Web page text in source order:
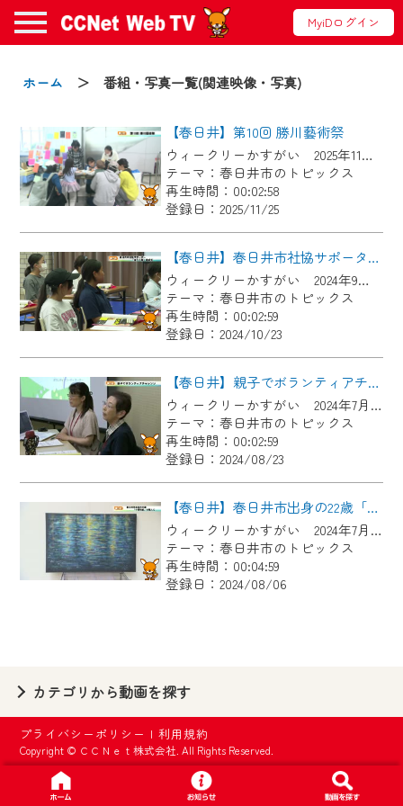
MyiDログイン
ホーム ＞ 番組・写真一覧(関連映像・写真)
【春日井】第10回 勝川藝術祭
ウィークリーかすがい 2025年11月15日～11月21日放送
テーマ：春日井市のトピックス
再生時間：00:02:58
登録日：2025/11/25
【春日井】春日井市社協サポーター「ぼらら隊」結成式
ウィークリーかすがい 2024年9月28日～10月4日放送
テーマ：春日井市のトピックス
再生時間：00:02:59
登録日：2024/10/23
【春日井】親子でボランティアチャレンジ
ウィークリーかすがい 2024年7月27日～8月2日放送
テーマ：春日井市のトピックス
再生時間：00:02:59
登録日：2024/08/23
【春日井】春日井市出身の22歳「小原和紙」の職人に
ウィークリーかすがい 2024年7月6日～7月12日放送
テーマ：春日井市のトピックス
再生時間：00:04:59
登録日：2024/08/06
カテゴリから動画を探す
プライバシーポリシー |利用規約
Copyright © ＣＣＮｅｔ株式会社. All Rights Reserved.
お知らせ
2024/09/02
動画配信サービス『CCNet Web TV』は2024
年9月24日からリニューアルします！
【変更点】
◆デザイン変更により、お住まいの地域
の動画コンテンツが一目瞭然。
◆当社アプリやＰＣブラウザから、いつ
でも・どこでも・外出先でも！
CCNetサービスエリア20市町の地域情報
番組をご視聴いただけます！
【ご注意】
2024年9月24日からはご加入者様へのサー
ビス向上のため、
『CCNet Web TV』を利用いただくには、
一部コンテンツを除き、
CCNetサービスへの加入と『CCNetマイ
ページ※』へのログインが必要となりま
す。
要となります。
※MyIDとは、CCNet Web TVを含むCCNetの
各種サービスをご利用頂くためのIDです。
IDはお客様が使っているメールアドレス
で設定できます。